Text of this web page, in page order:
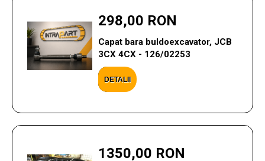
298,00 RON
Capat bara buldoexcavator, JCB
3CX 4CX - 126/02253
DETALII
1350,00 RON